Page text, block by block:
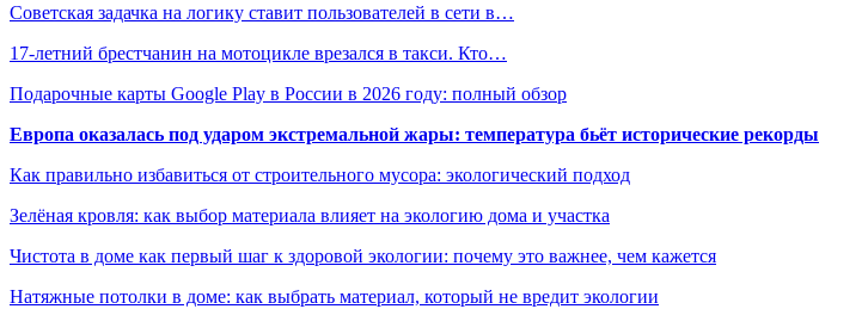
Советская задачка на логику ставит пользователей в сети в…
17-летний брестчанин на мотоцикле врезался в такси. Кто…
Подарочные карты Google Play в России в 2026 году: полный обзор
Европа оказалась под ударом экстремальной жары: температура бьёт исторические рекорды
Как правильно избавиться от строительного мусора: экологический подход
Зелёная кровля: как выбор материала влияет на экологию дома и участка
Чистота в доме как первый шаг к здоровой экологии: почему это важнее, чем кажется
Натяжные потолки в доме: как выбрать материал, который не вредит экологии